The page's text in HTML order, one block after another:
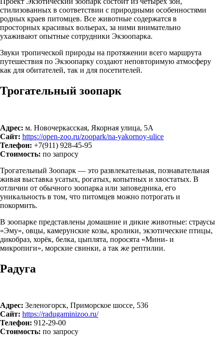
стилизованных в соответствии с природными особенностями
родных краев питомцев. Все животные содержатся в
просторных красивых вольерах, за ними внимательно
ухаживают опытные сотрудники Экзоопарка.
Звуки тропической природы на протяжении всего маршрута
путешествия по Экзоопарку создают неповторимую атмосферу
как для обитателей, так и для посетителей.
Трогательный зоопарк
Адрес: м. Новочеркасская, Якорная улица, 5А
Сайт: https://open-zoo.ru/zoopark/na-yakornoy-ulice
Телефон: +7(911) 928-45-95
Стоимость: по запросу
Трогательный Зоопарк — это развлекательная, познавательная
живая выставка усатых, рогатых, копытных и хвостатых. В
отличии от обычного зоопарка или заповедника, его
уникальность в том, что питомцев можно потрогать и
покормить.
В зоопарке представлены домашние и дикие животные: страусы
«Эму», овцы, камерунские козы, кролики, экзотические птицы,
дикобраз, хорёк, белка, цыплята, поросята «Мини- и
микропиги», морские свинки, а так же рептилии.
Радуга
Адрес: Зеленогорск, Приморское шоссе, 536
Сайт: https://radugaminizoo.ru/
Телефон: 912-29-00
Стоимость: по запросу